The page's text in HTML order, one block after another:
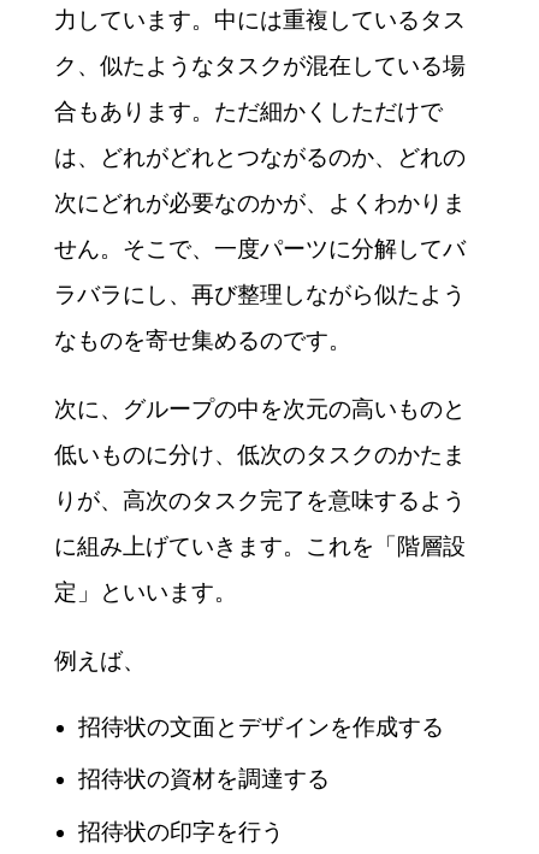
力しています。中には重複しているタス
ク、似たようなタスクが混在している場
合もあります。ただ細かくしただけで
は、どれがどれとつながるのか、どれの
次にどれが必要なのかが、よくわかりま
せん。そこで、一度パーツに分解してバ
ラバラにし、再び整理しながら似たよう
なものを寄せ集めるのです。
次に、グループの中を次元の高いものと
低いものに分け、低次のタスクのかたま
りが、高次のタスク完了を意味するよう
に組み上げていきます。これを「階層設
定」といいます。
例えば、
招待状の文面とデザインを作成する
招待状の資材を調達する
招待状の印字を行う